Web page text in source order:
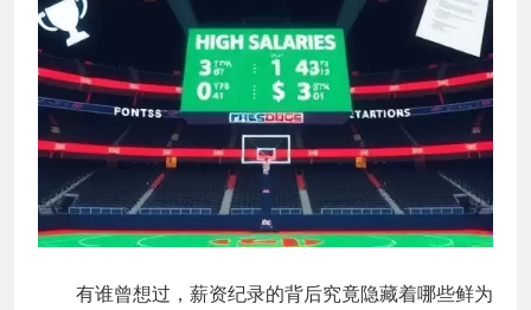
有谁曾想过，薪资纪录的背后究竟隐藏着哪些鲜为